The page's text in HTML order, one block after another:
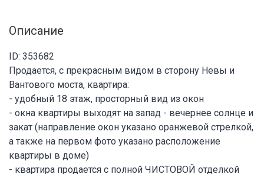
Описание
ID: 353682
Продается, с прекрасным видом в сторону Невы и
Вантового моста, квартира:
- удобный 18 этаж, просторный вид из окон
- окна квартиры выходят на запад - вечернее солнце и
закат (направление окон указано оранжевой стрелкой,
а также на первом фото указано расположение
квартиры в доме)
- квартира продается с полной ЧИСТОВОЙ отделкой